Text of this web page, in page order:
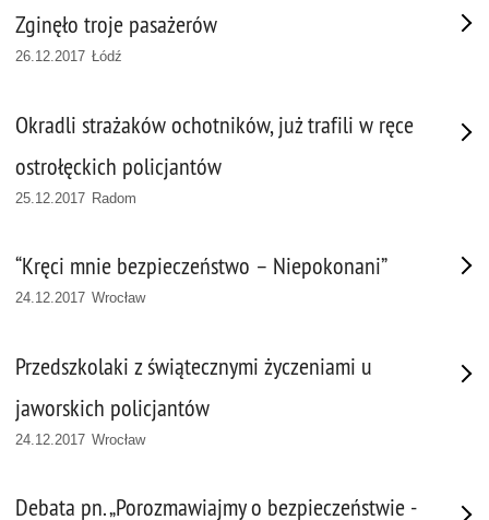
Zginęło troje pasażerów
26.12.2017 Łódź
Okradli strażaków ochotników, już trafili w ręce
ostrołęckich policjantów
25.12.2017 Radom
“Kręci mnie bezpieczeństwo – Niepokonani”
24.12.2017 Wrocław
Przedszkolaki z świątecznymi życzeniami u
jaworskich policjantów
24.12.2017 Wrocław
Debata pn. „Porozmawiajmy o bezpieczeństwie -